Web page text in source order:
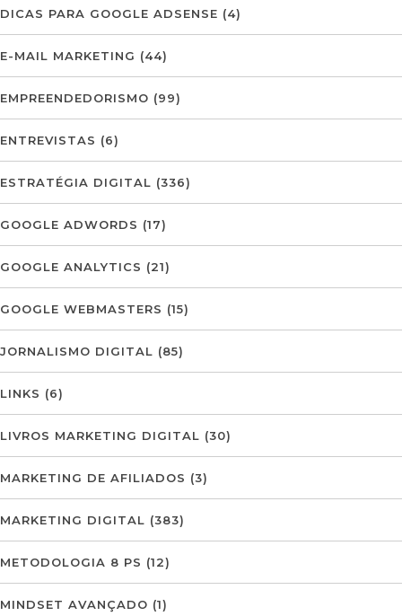
DICAS PARA GOOGLE ADSENSE (4)
E-MAIL MARKETING (44)
EMPREENDEDORISMO (99)
ENTREVISTAS (6)
ESTRATÉGIA DIGITAL (336)
GOOGLE ADWORDS (17)
GOOGLE ANALYTICS (21)
GOOGLE WEBMASTERS (15)
JORNALISMO DIGITAL (85)
LINKS (6)
LIVROS MARKETING DIGITAL (30)
MARKETING DE AFILIADOS (3)
MARKETING DIGITAL (383)
METODOLOGIA 8 PS (12)
MINDSET AVANÇADO (1)